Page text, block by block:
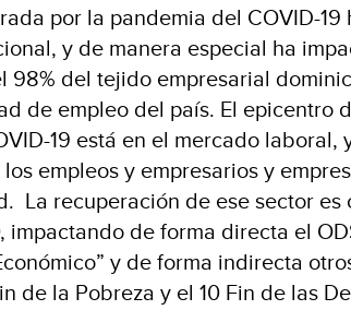
por la pandemia del COVID-
y de manera especial ha
98% del tejido empresarial
de empleo del país. El epicentro
19 está en el mercado
empleos y empresarios y
La recuperación de ese sector es
impactando de forma directa el
y de forma indirecta
de la Pobreza y el 10 Fin de las